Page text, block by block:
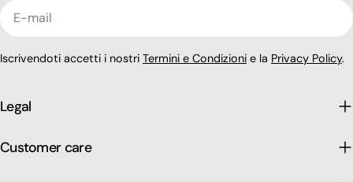
Iscrivendoti accetti i nostri Termini e Condizioni e la Privacy Policy.
Legal
Customer care